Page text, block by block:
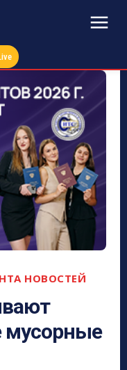
НОВОСТЕЙ
мусорные